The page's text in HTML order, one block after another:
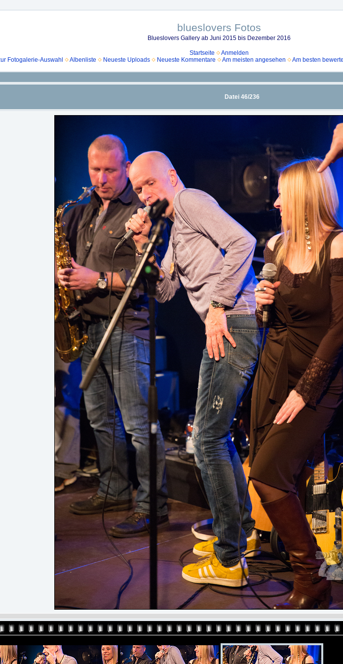
blueslovers Fotos
Blueslovers Gallery ab Juni 2015 bis Dezember 2016
Startseite
Anmelden
Fotogalerie-Auswahl
Albenliste Neueste Uploads Neueste Kommentare Am meisten angesehen Am besten
Datei 46/236